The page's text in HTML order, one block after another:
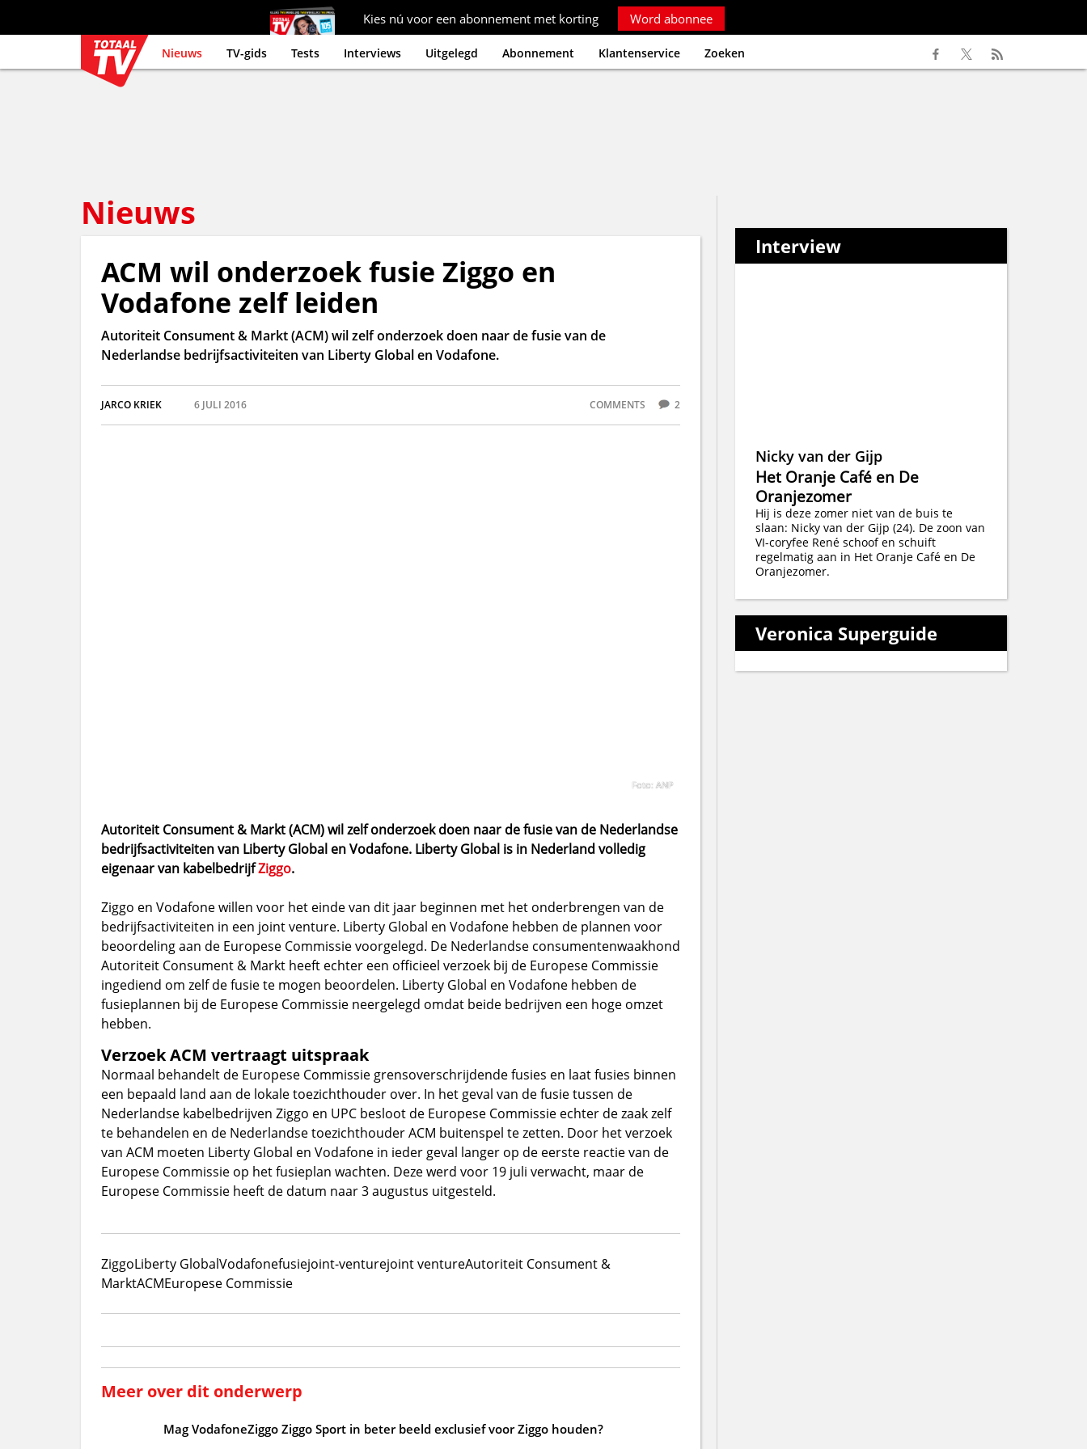
Kies nú voor een abonnement met korting Word abonnee
Nieuws TV-gids Tests Interviews Uitgelegd Abonnement Klantenservice Zoeken
Nieuws
ACM wil onderzoek fusie Ziggo en
Vodafone zelf leiden
Autoriteit Consument & Markt (ACM) wil zelf onderzoek doen naar de fusie van de
Nederlandse bedrijfsactiviteiten van Liberty Global en Vodafone.
JARCO KRIEK 6 JULI 2016 COMMENTS 2
Foto: ANP
Autoriteit Consument & Markt (ACM) wil zelf onderzoek doen naar de fusie van de Nederlandse
bedrijfsactiviteiten van Liberty Global en Vodafone. Liberty Global is in Nederland volledig
eigenaar van kabelbedrijfZiggo.
Ziggo en Vodafone willen voor het einde van dit jaar beginnen met het onderbrengen van de
bedrijfsactiviteiten in een joint venture. Liberty Global en Vodafone hebben de plannen voor
beoordeling aan de Europese Commissie voorgelegd. De Nederlandse consumentenwaakhond
Autoriteit Consument & Markt heeft echter een officieel verzoek bij de Europese Commissie
ingediend om zelf de fusie te mogen beoordelen. Liberty Global en Vodafone hebben de
fusieplannen bij de Europese Commissie neergelegd omdat beide bedrijven een hoge omzet
hebben.
Verzoek ACM vertraagt uitspraak
Normaal behandelt de Europese Commissie grensoverschrijdende fusies en laat fusies binnen
een bepaald land aan de lokale toezichthouder over. In het geval van de fusie tussen de
Nederlandse kabelbedrijven Ziggo en UPC besloot de Europese Commissie echter de zaak zelf
te behandelen en de Nederlandse toezichthouder ACM buitenspel te zetten. Door het verzoek
van ACM moeten Liberty Global en Vodafone in ieder geval langer op de eerste reactie van de
Europese Commissie op het fusieplan wachten. Deze werd voor 19 juli verwacht, maar de
Europese Commissie heeft de datum naar 3 augustus uitgesteld.
ZiggoLiberty GlobalVodafonefusiejoint-venturejoint ventureAutoriteit Consument &
MarktACMEuropese Commissie
Meer over dit onderwerp
Mag VodafoneZiggo Ziggo Sport in beter beeld exclusief voor Ziggo houden?
Interview
Nicky van der Gijp
Het Oranje Café en De
Oranjezomer
Hij is deze zomer niet van de buis te
slaan: Nicky van der Gijp (24). De zoon van
VI-coryfee René schoof en schuift
regelmatig aan in Het Oranje Café en De
Oranjezomer.
Veronica Superguide